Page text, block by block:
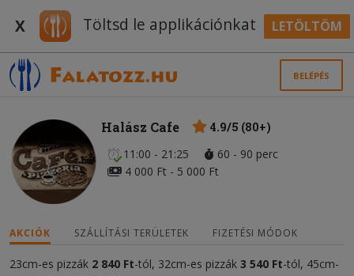
X Töltsd le applikációnkat LETÖLTÖM
BELÉPÉS
Halász Cafe
4.9/5 (80+)
11:00 - 21:25
60 - 90 perc
4 000 Ft - 5 000 Ft
AKCIÓK SZÁLLÍTÁSI TERÜLETEK FIZETÉSI MÓDOK
23cm-es pizzák 2 840 Ft-tól, 32cm-es pizzák 3 540 Ft-tól, 45cm-